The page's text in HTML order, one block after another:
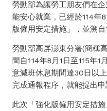
勞動部為讓勞工朋友們在
能安心就業，已經於114年
版僱用安定措施」，並溯自
勞動部高屏澎東分署(簡稱
間自114年8月1日至115年1
意減班休息期間達30日以
完成通報程序，就能提出申
此次「強化版僱用安定措